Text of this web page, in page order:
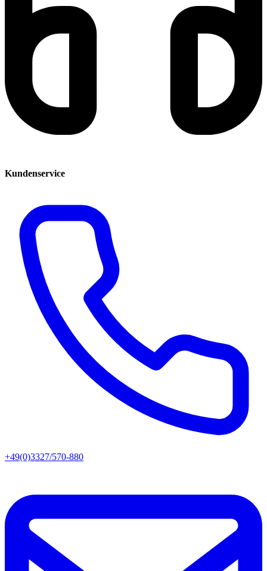
Kundenservice
+49(0)3327/570-880